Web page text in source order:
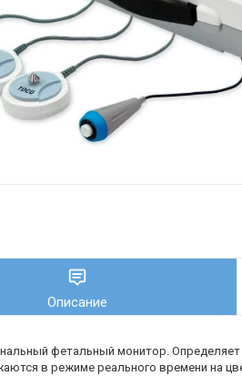
Описание
фетальный монитор.
в режиме реального времени на